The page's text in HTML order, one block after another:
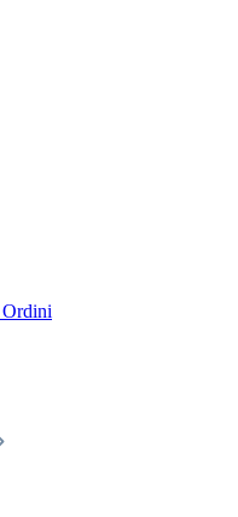
Ordini